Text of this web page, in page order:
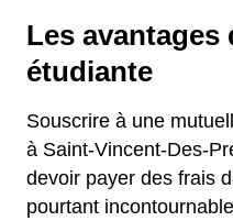
Les avantages
étudiante
Souscrire à une
à Saint-Vincent-Des-
devoir payer des frais
pourtant